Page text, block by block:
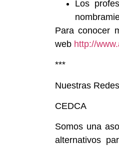
Los
Para conocer
web http://
***
Nuestras
CEDCA
Somos una
alternativos